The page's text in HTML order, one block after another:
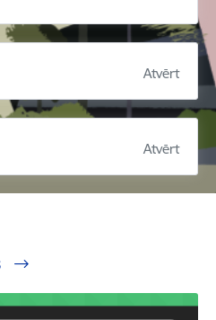
Atvērt
Atvērt